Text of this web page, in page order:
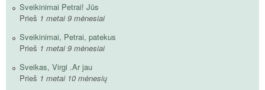
Sveikinimai Petrai! Jūs
Prieš 1 metai 9 mėnesiai
Sveikinimai, Petrai, patekus
Prieš 1 metai 9 mėnesiai
Sveikas, Virgi .Ar jau
Prieš 1 metai 10 mėnesių